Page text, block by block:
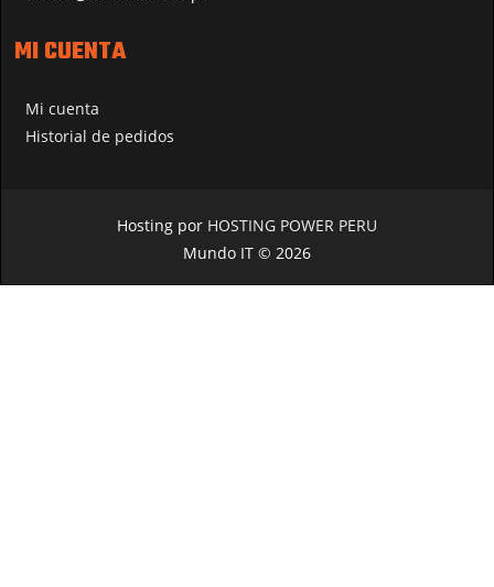
MI CUENTA
Mi cuenta
Historial de pedidos
Hosting por HOSTING POWER PERU
Mundo IT © 2026